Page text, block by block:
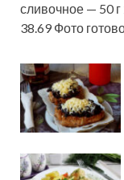
сливочное — 50
38.69 Фото